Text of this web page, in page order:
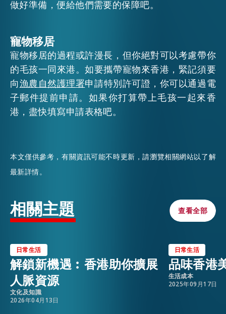
做好準備，便給他們需要的保障吧。
寵物移居
寵物移居的過程或許漫長，但你絕對可以考慮帶你
的毛孩一同來港。如要攜帶寵物來香港，緊記須要
向漁農自然護理署申請特別許可證，你可以通過電
子郵件提前申請。如果你打算帶上毛孩一起來香
港，盡快填寫申請表格吧。
本文僅供參考，有關資訊可能不時更新，請瀏覽相關網站以了解
最新詳情。
相關主題 查看全部
查看全部
日常生活
解鎖新機遇︰香港助你擴展
人脈資源
文化及知識
2026年04月13日
日常生活
品味香港
生活成本
2025年09月17日